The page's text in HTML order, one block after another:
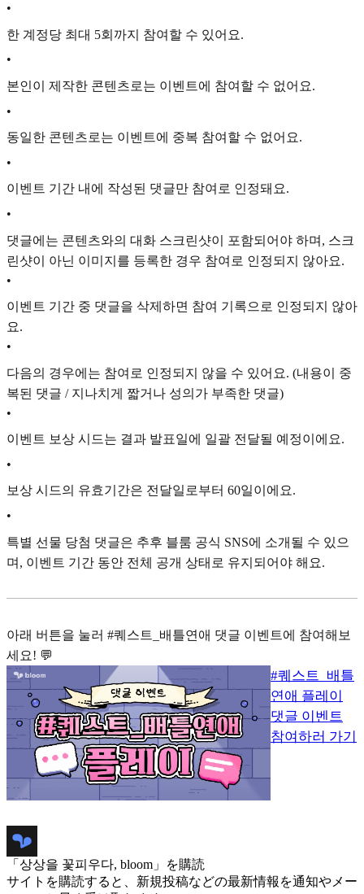
•
한 계정당 최대 5회까지 참여할 수 있어요.
•
본인이 제작한 콘텐츠로는 이벤트에 참여할 수 없어요.
•
동일한 콘텐츠로는 이벤트에 중복 참여할 수 없어요.
•
이벤트 기간 내에 작성된 댓글만 참여로 인정돼요.
•
댓글에는 콘텐츠와의 대화 스크린샷이 포함되어야 하며, 스크
린샷이 아닌 이미지를 등록한 경우 참여로 인정되지 않아요.
•
이벤트 기간 중 댓글을 삭제하면 참여 기록으로 인정되지 않아
요.
•
다음의 경우에는 참여로 인정되지 않을 수 있어요. (내용이 중
복된 댓글 / 지나치게 짧거나 성의가 부족한 댓글)
•
이벤트 보상 시드는 결과 발표일에 일괄 전달될 예정이에요.
•
보상 시드의 유효기간은 전달일로부터 60일이에요.
•
특별 선물 당첨 댓글은 추후 블룸 공식 SNS에 소개될 수 있으
며, 이벤트 기간 동안 전체 공개 상태로 유지되어야 해요.
아래 버튼을 눌러 #퀘스트_배틀연애 댓글 이벤트에 참여해보
세요! 💬
#퀘스트_배틀
연애 플레이
댓글 이벤트
참여하러 가기
「상상을 꽃피우다, bloom」を購読
サイトを購読すると、新規投稿などの最新情報を通知やメー